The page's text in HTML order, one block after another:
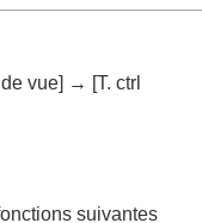
vue] → [T. ctrl
suivantes